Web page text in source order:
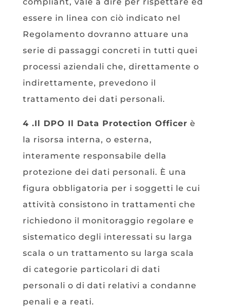
essere in linea con ciò indicato nel
Regolamento dovranno attuare una
serie di passaggi concreti in tutti quei
processi aziendali che, direttamente o
indirettamente, prevedono il
trattamento dei dati personali.
4 .Il DPO Il Data Protection Officer è
la risorsa interna, o esterna,
interamente responsabile della
protezione dei dati personali. È una
figura obbligatoria per i soggetti le cui
attività consistono in trattamenti che
richiedono il monitoraggio regolare e
sistematico degli interessati su larga
scala o un trattamento su larga scala
di categorie particolari di dati
personali o di dati relativi a condanne
penali e a reati.